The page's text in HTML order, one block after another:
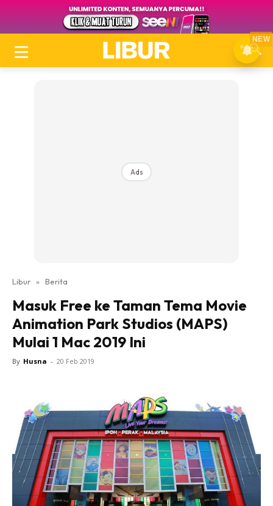
Ads
Libur » Berita
Masuk Free ke Taman Tema Movie
Animation Park Studios (MAPS)
Mulai 1 Mac 2019 Ini
By Husna - 20 Feb 2019
NEW